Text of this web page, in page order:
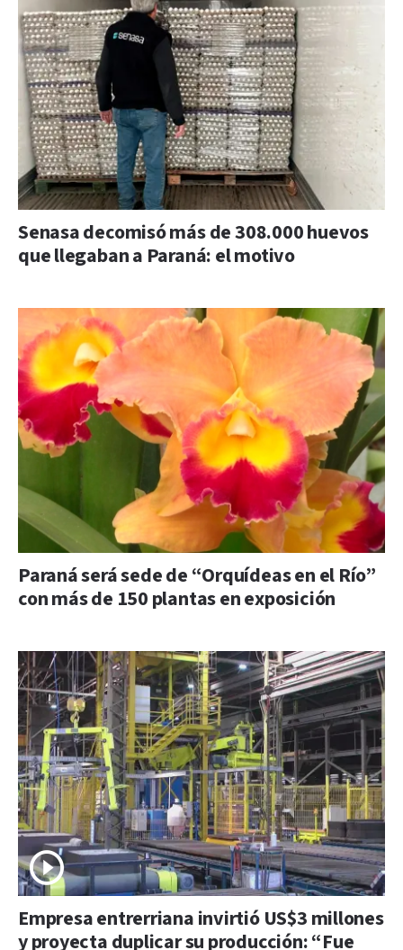
Senasa decomisó más de 308.000 huevos
que llegaban a Paraná: el motivo
Paraná será sede de “Orquídeas en el Río”
con más de 150 plantas en exposición
Empresa entrerriana invirtió US$3 millones
y proyecta duplicar su producción: “Fue